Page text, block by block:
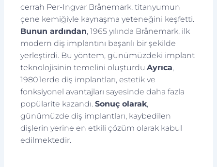
cerrah Per-Ingvar Brånemark, titanyumun
çene kemiğiyle kaynaşma yeteneğini keşfetti.
Bunun ardından, 1965 yılında Brånemark, ilk
modern diş implantını başarılı bir şekilde
yerleştirdi. Bu yöntem, günümüzdeki implant
teknolojisinin temelini oluşturdu.Ayrıca,
1980’lerde diş implantları, estetik ve
fonksiyonel avantajları sayesinde daha fazla
popülarite kazandı.Sonuç olarak,
günümüzde diş implantları, kaybedilen
dişlerin yerine en etkili çözüm olarak kabul
edilmektedir.